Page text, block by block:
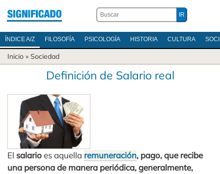
ÍNDICE A/Z FILOSOFÍA PSICOLOGÍA HISTORIA CULTURA
Inicio » Sociedad
Definición de Salario real
El salarioes aquella remuneración, pago, que recibe
una persona de manera periódica, generalmente,